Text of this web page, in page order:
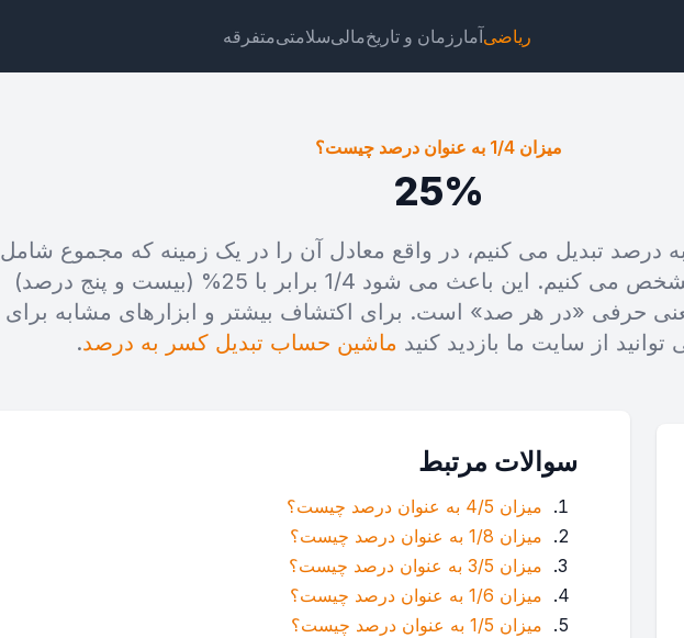
ریاضیآمار زمان و تاریخمالیسلامتیمتفرقه
1/4 به عنوان درصد چیست؟ ویجت
میزان 1/4 به عنوان درصد چیست؟
25%
ما کسر 1/4 را به درصد تبدیل می کنیم، در واقع معادل آن را در یک زمینه که مجموع شامل
صد قسمت است مشخص می کنیم. این باعث می شود 1/4 برابر با 25% (بیست و پنج درصد)
حرفی «در هر صد» است. برای اکتشاف بیشتر و ابزارهای مشابه برای
از سایت ما بازدید کنید ماشین حساب تبدیل کسر به درصد.
سوالات مرتبط
میزان 4/5 به عنوان درصد چیست؟
میزان 1/8 به عنوان درصد چیست؟
میزان 3/5 به عنوان درصد چیست؟
میزان 1/6 به عنوان درصد چیست؟
میزان 1/5 به عنوان درصد چیست؟